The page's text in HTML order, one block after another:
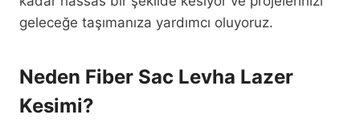
geleceğe taşımanıza yardımcı oluyoruz.
Neden Fiber Sac Levha Lazer
Kesimi?